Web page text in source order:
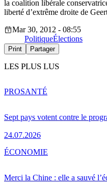
la coalition libérale
liberté d’extrême droite de
Mar 30, 2012 - 08:55
PolitiqueÉlections
Print Partager
LES PLUS LUS
Sept pays votent contre le
24.07.2026
PROSANTÉ
Merci la Chine : elle a sauvé
ÉCONOMIE